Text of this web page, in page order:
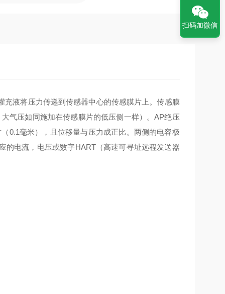
液将压力传递到传感器中心的传感膜片上。传感膜
气压如同施加在传感膜片的低压侧一样）。AP绝压
0.1毫米），且位移量与压力成正比。两侧的电容极
的电流，电压或数字HART（高速可寻址远程发送器
扫码加微信